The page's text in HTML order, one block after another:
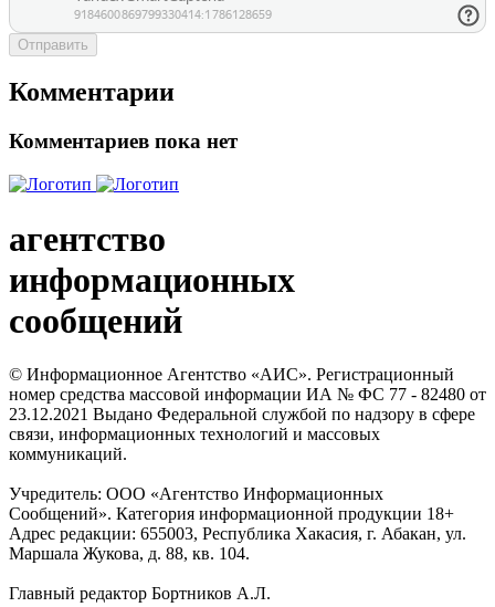
Отправить
Комментарии
Комментариев пока нет
агентство
информационных
сообщений
© Информационное Агентство «АИС». Регистрационный
номер средства массовой информации ИА № ФС 77 - 82480 от
23.12.2021 Выдано Федеральной службой по надзору в сфере
связи, информационных технологий и массовых
коммуникаций.
Учредитель: ООО «Агентство Информационных
Сообщений». Категория информационной продукции 18+
Адрес редакции: 655003, Республика Хакасия, г. Абакан, ул.
Маршала Жукова, д. 88, кв. 104.
Главный редактор Бортников А.Л.